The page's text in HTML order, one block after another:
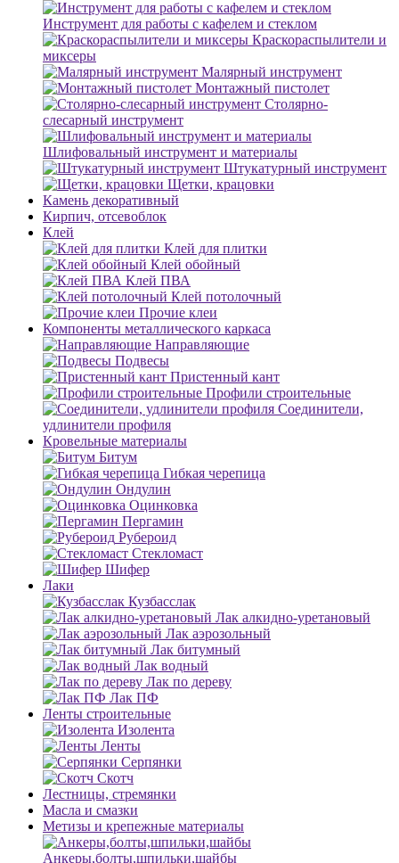
Инструмент для работы с кафелем и стеклом
Краскораспылители и
миксеры
Малярный инструмент
Монтажный пистолет
Столярно-
слесарный инструмент
Шлифовальный инструмент и материалы
Штукатурный инструмент
Щетки, крацовки
Камень декоративный
Кирпич, отсевоблок
Клей
Клей для плитки
Клей обойный
Клей ПВА
Клей потолочный
Прочие клеи
Компоненты металлического каркаса
Направляющие
Подвесы
Пристенный кант
Профили строительные
Соединители,
удлинители профиля
Кровельные материалы
Битум
Гибкая черепица
Ондулин
Оцинковка
Пергамин
Рубероид
Стекломаст
Шифер
Лаки
Кузбасслак
Лак алкидно-уретановый
Лак аэрозольный
Лак битумный
Лак водный
Лак по дереву
Лак ПФ
Ленты строительные
Изолента
Ленты
Серпянки
Скотч
Лестницы, стремянки
Масла и смазки
Метизы и крепежные материалы
Анкеры,болты,шпильки,шайбы